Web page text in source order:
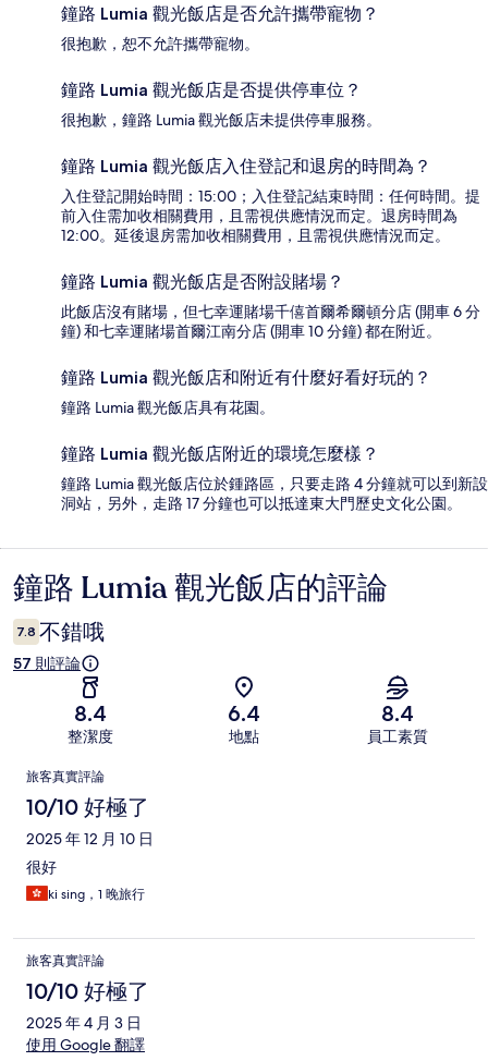
鐘路 Lumia 觀光飯店是否允許攜帶寵物？
很抱歉，恕不允許攜帶寵物。
鐘路 Lumia 觀光飯店是否提供停車位？
很抱歉，鐘路 Lumia 觀光飯店未提供停車服務。
鐘路 Lumia 觀光飯店入住登記和退房的時間為？
入住登記開始時間：15:00；入住登記結束時間：任何時間。提
前入住需加收相關費用，且需視供應情況而定。退房時間為
12:00。延後退房需加收相關費用，且需視供應情況而定。
鐘路 Lumia 觀光飯店是否附設賭場？
此飯店沒有賭場，但七幸運賭場千僖首爾希爾頓分店 (開車 6 分
鐘) 和七幸運賭場首爾江南分店 (開車 10 分鐘) 都在附近。
鐘路 Lumia 觀光飯店和附近有什麼好看好玩的？
鐘路 Lumia 觀光飯店具有花園。
鐘路 Lumia 觀光飯店附近的環境怎麼樣？
鐘路 Lumia 觀光飯店位於鍾路區，只要走路 4 分鐘就可以到新設
洞站，另外，走路 17 分鐘也可以抵達東大門歷史文化公園。
評
論
鐘路 Lumia 觀光飯店的評論
7.8 不錯哦
57 則評論
8.4
整潔度
6.4
地點
8.4
員工素質
評
論
旅客真實評論
10/10 好極了
2025 年 12 月 10 日
很好
ki sing，1 晚旅行
旅客真實評論
10/10 好極了
2025 年 4 月 3 日
使用 Google 翻譯